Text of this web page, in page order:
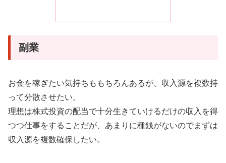
副業
お金を稼ぎたい気持ちももちろんあるが、収入源を複数持
って分散させたい。
理想は株式投資の配当で十分生きていけるだけの収入を得
つつ仕事をすることだが、あまりに種銭がないのでまずは
収入源を複数確保したい。